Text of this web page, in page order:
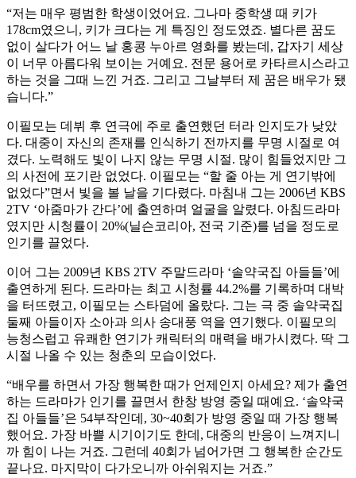
“저는 매우 평범한 학생이었어요. 그나마 중학생 때 키가
178cm였으니, 키가 크다는 게 특징인 정도였죠. 별다른 꿈도
없이 살다가 어느 날 홍콩 누아르 영화를 봤는데, 갑자기 세상
이 너무 아름다워 보이는 거예요. 전문 용어로 카타르시스라고
하는 것을 그때 느낀 거죠. 그리고 그날부터 제 꿈은 배우가 됐
습니다.”
이필모는 데뷔 후 연극에 주로 출연했던 터라 인지도가 낮았
다. 대중이 자신의 존재를 인식하기 전까지를 무명 시절로 여
겼다. 노력해도 빛이 나지 않는 무명 시절. 많이 힘들었지만 그
의 사전에 포기란 없었다. 이필모는 “할 줄 아는 게 연기밖에
없었다”면서 빛을 볼 날을 기다렸다. 마침내 그는 2006년 KBS
2TV ‘아줌마가 간다’에 출연하며 얼굴을 알렸다. 아침드라마
였지만 시청률이 20%(닐슨코리아, 전국 기준)를 넘을 정도로
인기를 끌었다.
이어 그는 2009년 KBS 2TV 주말드라마 ‘솔약국집 아들들’에
출연하게 된다. 드라마는 최고 시청률 44.2%를 기록하며 대박
을 터뜨렸고, 이필모는 스타덤에 올랐다. 그는 극 중 솔약국집
둘째 아들이자 소아과 의사 송대풍 역을 연기했다. 이필모의
능청스럽고 유쾌한 연기가 캐릭터의 매력을 배가시켰다. 딱 그
시절 나올 수 있는 청춘의 모습이었다.
“배우를 하면서 가장 행복한 때가 언제인지 아세요? 제가 출연
하는 드라마가 인기를 끌면서 한창 방영 중일 때예요. ‘솔약국
집 아들들’은 54부작인데, 30~40회가 방영 중일 때 가장 행복
했어요. 가장 바쁠 시기이기도 한데, 대중의 반응이 느껴지니
까 힘이 나는 거죠. 그런데 40회가 넘어가면 그 행복한 순간도
끝나요. 마지막이 다가오니까 아쉬워지는 거죠.”